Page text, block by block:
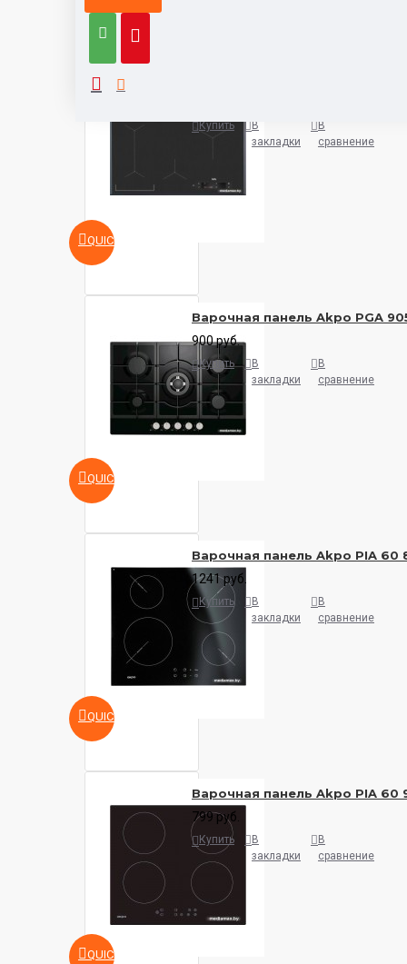
категории
QUICKVIEW
Купить
В
закладки
В
сравнение
QUICKVIEW
Варочная панель Akpo PGA
900 руб.
Купить
В
закладки
В
сравнение
QUICKVIEW
Варочная панель Akpo PIA 60
1241 руб.
Купить
В
закладки
В
сравнение
QUICKVIEW
Варочная панель Akpo PIA 60
799 руб.
Купить
В
закладки
В
сравнение